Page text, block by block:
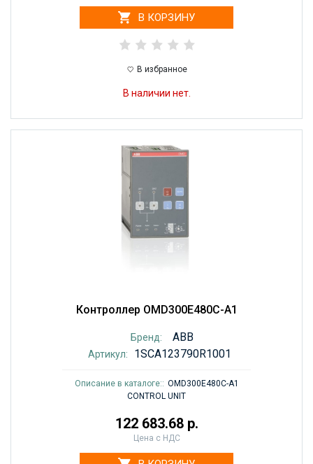
В КОРЗИНУ
В избранное
В наличии нет.
Контроллер OMD300E480C-A1
Бренд: ABB
Артикул: 1SCA123790R1001
Описание в каталоге:: OMD300E480C-A1
CONTROL UNIT
122 683.68 р.
Цена с НДС